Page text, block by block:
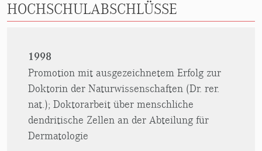
HOCHSCHULABSCHLÜSSE
1998
Promotion mit ausgezeichnetem Erfolg zur
Doktorin der Naturwissenschaften (Dr. rer.
nat.); Doktorarbeit über menschliche
dendritische Zellen an der Abteilung für
Dermatologie